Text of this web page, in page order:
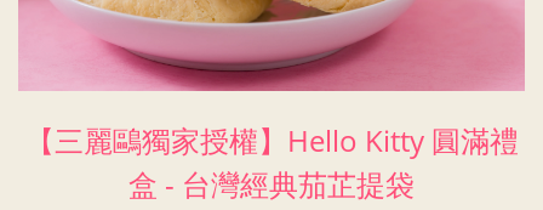
【三麗鷗獨家授權】 Hello Kitty 圓滿禮
盒 - 台灣經典茄芷提袋